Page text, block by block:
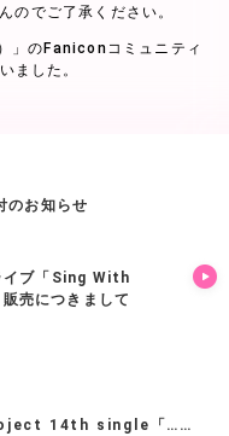
のでご了承ください。
のFaniconコミュニティ
ました。
のお知らせ
ブ「Sing With
売につきまして
14th single「……